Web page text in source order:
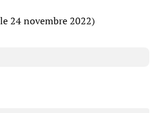
24 novembre 2022)